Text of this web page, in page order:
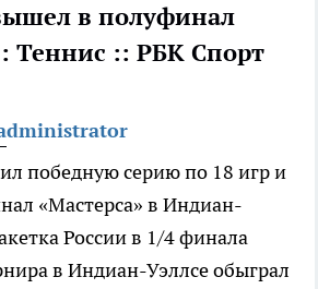
в полуфинал
Теннис :: РБК Спорт
победную серию по 18 игр и
«Мастерса» в Индиан-
России в 1/4 финала
в Индиан-Уэллсе обыграл